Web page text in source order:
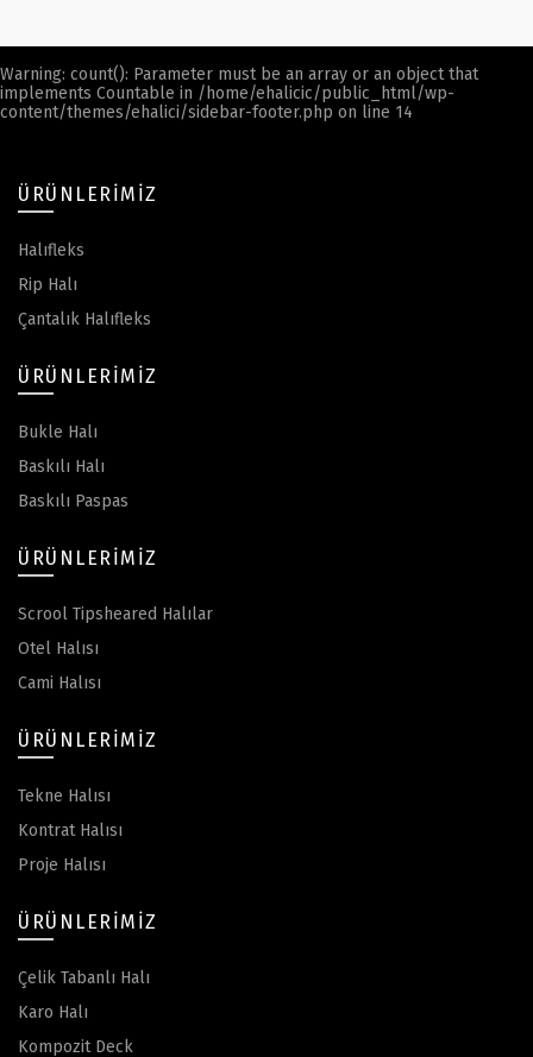
Warning: count(): Parameter must be an array or an object that
implements Countable in /home/ehalicic/public_html/wp-
content/themes/ehalici/sidebar-footer.php on line 14
ÜRÜNLERIMIZ
Halıfleks
Rip Halı
Çantalık Halıfleks
ÜRÜNLERIMIZ
Bukle Halı
Baskılı Halı
Baskılı Paspas
ÜRÜNLERIMIZ
Scrool Tipsheared Halılar
Otel Halısı
Cami Halısı
ÜRÜNLERIMIZ
Tekne Halısı
Kontrat Halısı
Proje Halısı
ÜRÜNLERIMIZ
Çelik Tabanlı Halı
Karo Halı
Kompozit Deck